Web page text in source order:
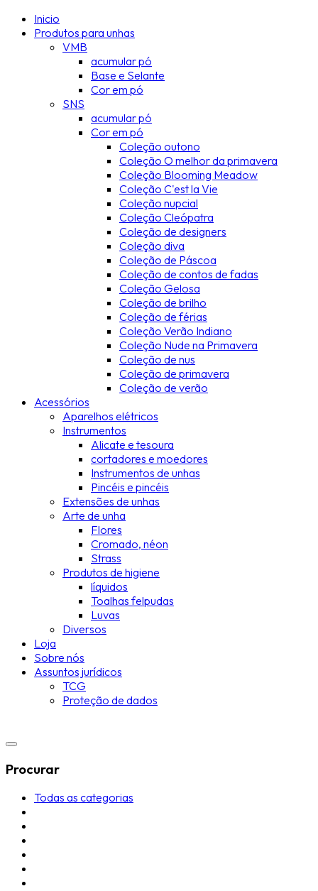
Inicio
Produtos para unhas
VMB
acumular pó
Base e Selante
Cor em pó
SNS
acumular pó
Cor em pó
Coleção outono
Coleção O melhor da primavera
Coleção Blooming Meadow
Coleção C'est la Vie
Coleção nupcial
Coleção Cleópatra
Coleção de designers
Coleção diva
Coleção de Páscoa
Coleção de contos de fadas
Coleção Gelosa
Coleção de brilho
Coleção de férias
Coleção Verão Indiano
Coleção Nude na Primavera
Coleção de nus
Coleção de primavera
Coleção de verão
Acessórios
Aparelhos elétricos
Instrumentos
Alicate e tesoura
cortadores e moedores
Instrumentos de unhas
Pincéis e pincéis
Extensões de unhas
Arte de unha
Flores
Cromado, néon
Strass
Produtos de higiene
líquidos
Toalhas felpudas
Luvas
Diversos
Loja
Sobre nós
Assuntos jurídicos
TCG
Proteção de dados
Procurar
Todas as categorias